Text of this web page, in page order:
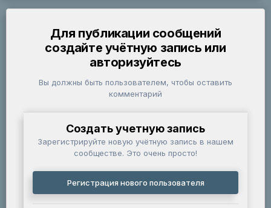
Для публикации сообщений
создайте учётную запись или
авторизуйтесь
Вы должны быть пользователем, чтобы оставить
комментарий
Создать учетную запись
Зарегистрируйте новую учётную запись в нашем
сообществе. Это очень просто!
Регистрация нового пользователя